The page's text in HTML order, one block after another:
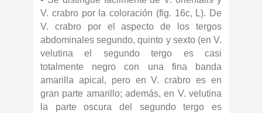
V. crabro por la coloración (fig. 16c, L). De
V. crabro por el aspecto de los tergos
abdominales segundo, quinto y sexto (en V.
velutina el segundo tergo es casi
totalmente negro con una fina banda
amarilla apical, pero en V. crabro es en
gran parte amarillo; además, en V. velutina
la parte oscura del segundo tergo es